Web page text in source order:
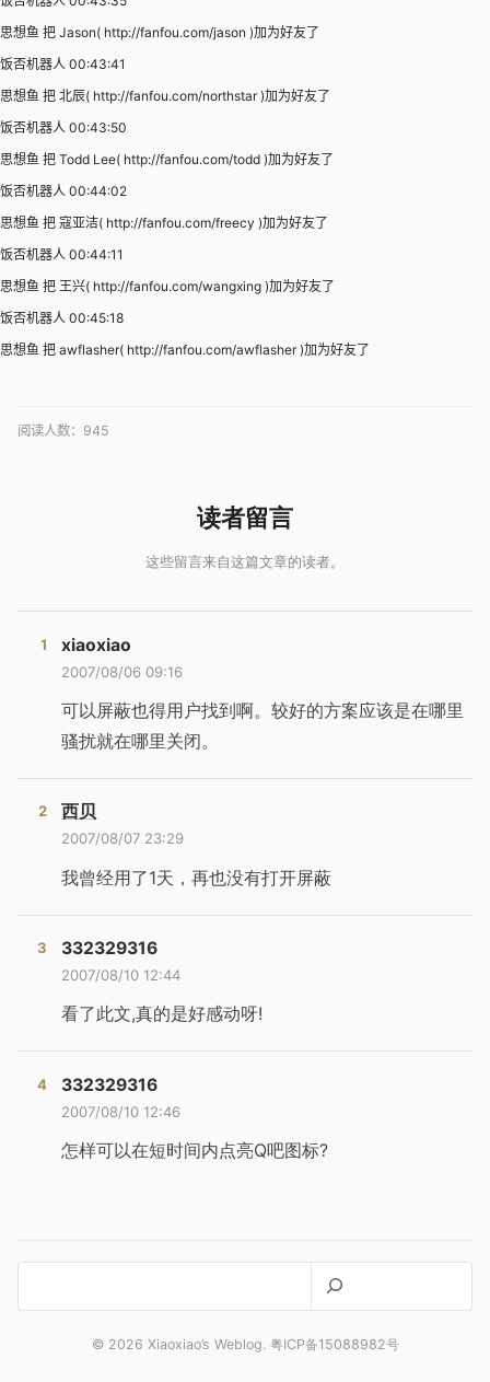
思想鱼 把 Jason( http://fanfou.com/jason )加为好友了
饭否机器人 00:43:41
思想鱼 把 北辰( http://fanfou.com/northstar )加为好友了
饭否机器人 00:43:50
思想鱼 把 Todd Lee( http://fanfou.com/todd )加为好友了
饭否机器人 00:44:02
思想鱼 把 寇亚洁( http://fanfou.com/freecy )加为好友了
饭否机器人 00:44:11
思想鱼 把 王兴( http://fanfou.com/wangxing )加为好友了
饭否机器人 00:45:18
思想鱼 把 awflasher( http://fanfou.com/awflasher )加为好友了
阅读人数： 945
xiaoxiao
2007/08/06 09:16
可以屏蔽也得用户找到啊。较好的方案应该是在哪里
骚扰就在哪里关闭。
西贝
2007/08/07 23:29
我曾经用了1天，再也没有打开屏蔽
332329316
2007/08/10 12:44
看了此文,真的是好感动呀!
332329316
2007/08/10 12:46
怎样可以在短时间内点亮Q吧图标?
索
© 2026 Xiaoxiao’s Weblog. 粤ICP备15088982号